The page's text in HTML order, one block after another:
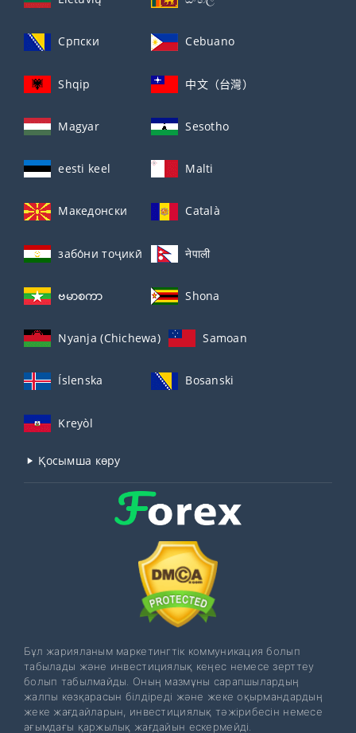
Српски Cebuano
Shqip 中文（台灣）
Magyar Sesotho
eesti keel Malti
Македонски Català
забо́ни тоҷикӣ́ नेपाली
ဗမာစကာ Shona
Nyanja (Chichewa) Samoan
Íslenska Bosanski
Kreyòl
Қосымша көру
Бұл жарияланым маркетингтік коммуникация болып
табылады және инвестициялық кеңес немесе зерттеу
болып табылмайды. Оның мазмұны сарапшылардың
жалпы көзқарасын білдіреді және жеке оқырмандардың
жеке жағдайларын, инвестициялық тәжірибесін немесе
ағымдағы қаржылық жағдайын ескермейді.